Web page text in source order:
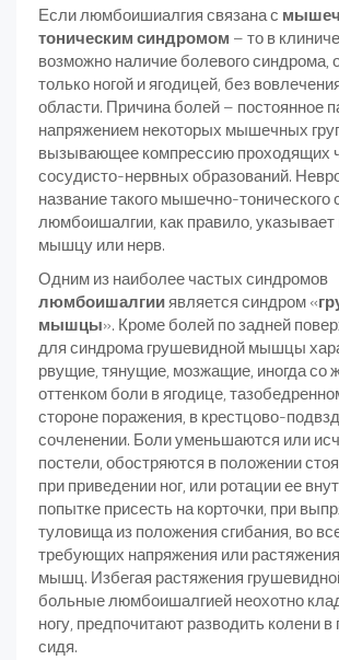
Если люмбоишиалгия связана с
тоническим синдромом – то в
возможно наличие болевого синдрома,
только ногой и ягодицей, без
области. Причина болей – постоянное
напряжением некоторых мышечных
вызывающее компрессию проходящих
сосудисто-нервных образований.
название такого мышечно-тонического
люмбоишалгии, как правило,
мышцу или нерв.
Одним из наиболее частых синдромов
люмбоишалгииявляется синдром «
мышцы». Кроме болей по задней
для синдрома грушевидной мышцы
рвущие, тянущие, мозжащие, иногда со
оттенком боли в ягодице,
стороне поражения, в крестцово-
сочленении. Боли уменьшаются или
постели, обостряются в положении
при приведении ног, или ротации ее
попытке присесть на корточки, при
туловища из положения сгибания, во
требующих напряжения или
мышц. Избегая растяжения
больные люмбоишалгией неохотно
ногу, предпочитают разводить колени
сидя.